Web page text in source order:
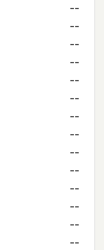
--
--
--
--
--
--
--
--
--
--
--
--
--
--